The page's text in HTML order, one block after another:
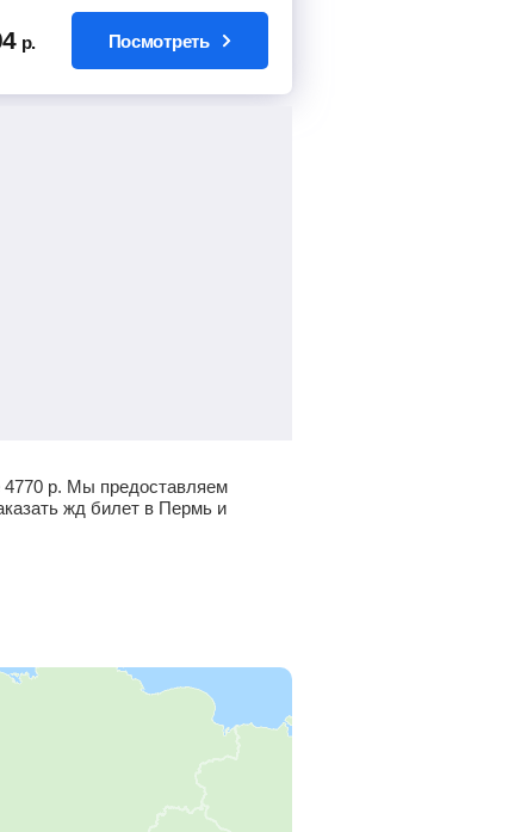
р. Посмотреть
4770 р. Мы предоставляем
жд билет в Пермь и